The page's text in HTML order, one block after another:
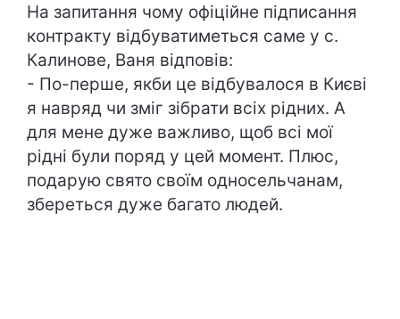
На запитання чому офіційне підписання
контракту відбуватиметься саме у с.
Калинове, Ваня відповів:
- По-перше, якби це відбувалося в Києві
я навряд чи зміг зібрати всіх рідних. А
для мене дуже важливо, щоб всі мої
рідні були поряд у цей момент. Плюс,
подарую свято своїм односельчанам,
збереться дуже багато людей.